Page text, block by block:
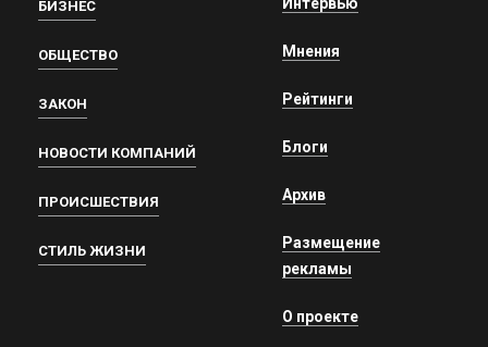
БИЗНЕС
ОБЩЕСТВО
ЗАКОН
НОВОСТИ КОМПАНИЙ
ПРОИСШЕСТВИЯ
СТИЛЬ ЖИЗНИ
Мнения
Рейтинги
Блоги
Архив
Размещение
рекламы
О проекте